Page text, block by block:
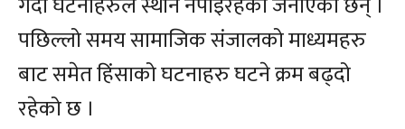
पछिल्लो समय सामाजिक संजालको माध्यमहरु
बाट समेत हिंसाको घटनाहरु घटने क्रम बढ्दो
रहेको छ ।